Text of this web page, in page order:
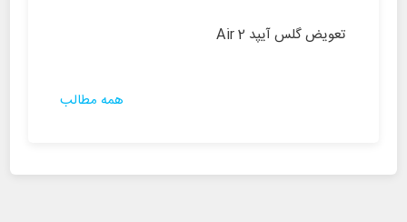
تعویض گلس آیپد Air 2
همه مطالب